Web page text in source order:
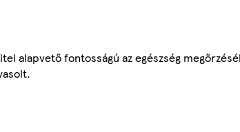
alapvető fontosságú az egészség